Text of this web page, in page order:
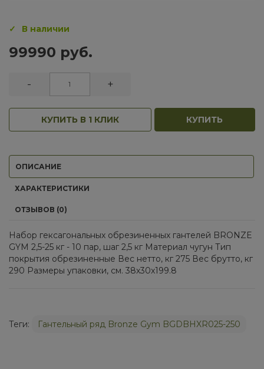
В наличии
99990 руб.
- +
КУПИТЬ В 1 КЛИК КУПИТЬ
ОПИСАНИЕ
ХАРАКТЕРИСТИКИ
ОТЗЫВОВ (0)
Набор гексагональных обрезиненных гантелей BRONZE
GYM 2,5-25 кг - 10 пар, шаг 2,5 кг Материал чугун Тип
покрытия обрезиненные Вес нетто, кг 275 Вес брутто, кг
290 Размеры упаковки, см. 38х30x199.8
Теги: Гантельный ряд Bronze Gym BGDBHXR025-250